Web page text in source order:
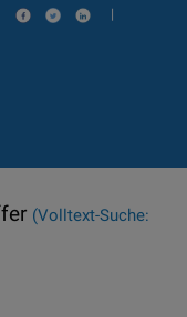
|
(Volltext-Suche: